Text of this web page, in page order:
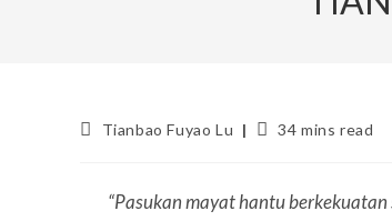
PostTianbao Fuyao Lu
Reading
34 mins read
“Pasukan mayat hantu